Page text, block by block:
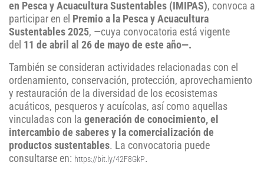
en Pesca y Acuacultura Sustentables (IMIPAS), convoca a
participar en el Premio a la Pesca y Acuacultura
Sustentables 2025, —cuya convocatoria está vigente
del 11 de abril al 26 de mayo de este año—.
También se consideran actividades relacionadas con el
ordenamiento, conservación, protección, aprovechamiento
y restauración de la diversidad de los ecosistemas
acuáticos, pesqueros y acuícolas, así como aquellas
vinculadas con la generación de conocimiento, el
intercambio de saberes y la comercialización de
productos sustentables. La convocatoria puede
consultarse en: https://bit.ly/42F8GkP.